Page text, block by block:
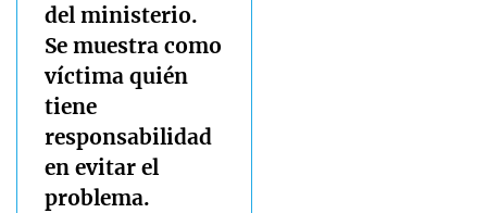
del ministerio.
Se muestra como
víctima quién
tiene
responsabilidad
en evitar el
problema.